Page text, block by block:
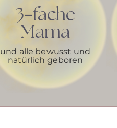
3-fache
Mama
und alle bewusst und
natürlich geboren